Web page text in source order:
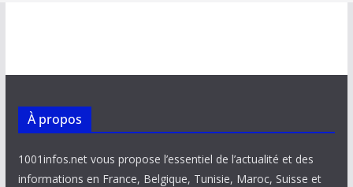
À propos
1001infos.net vous propose l’essentiel de l’actualité et des
informations en France, Belgique, Tunisie, Maroc, Suisse et